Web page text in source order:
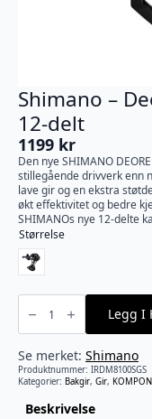
Shimano –
12-delt
1199 kr
Den nye SHIMANO
stillegående drivverk enn
lave gir og en ekstra
økt effektivitet og bedre
SHIMANOs nye 12-delte
Størrelse
Shimano
Deore
XT
M8100-
SGS,
12-
delt
Legg I
Se merket: Shimano
Produktnummer: IRDM8100SGS
Kategorier: Bakgir, Gir,
Beskrivelse